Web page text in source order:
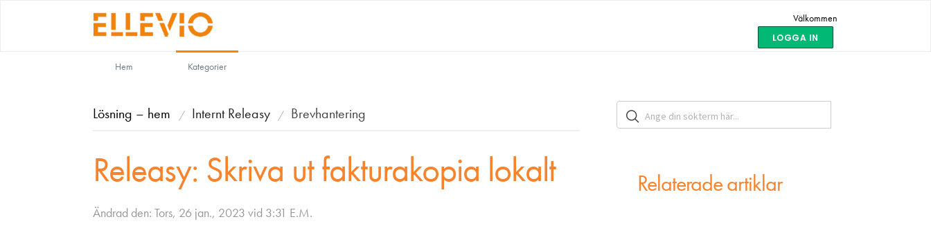
Välkommen
LOGGA IN
Hem Kategorier
Lösning – hem Internt Releasy Brevhantering
Releasy: Skriva ut fakturakopia lokalt
Ändrad den: Tors, 26 jan., 2023 vid 3:31 E.M.
Relaterade artiklar